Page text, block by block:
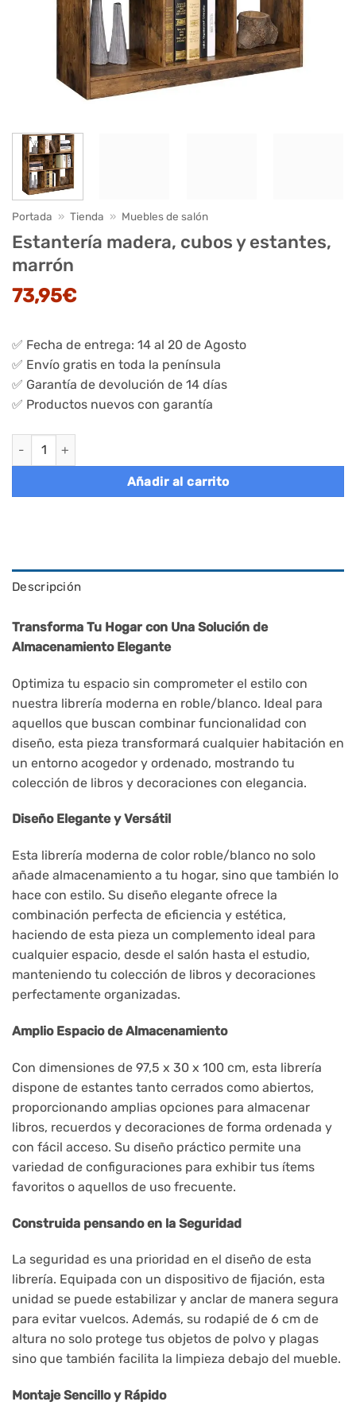
Portada » Tienda » Muebles de salón
Estantería madera, cubos y estantes,
marrón
73,95€
✅ Fecha de entrega: 14 al 20 de Agosto
✅ Envío gratis en toda la península
✅ Garantía de devolución de 14 días
✅ Productos nuevos con garantía
Estantería madera, cubos y estantes, marrón cantidad
Añadir al carrito
Descripción
Transforma Tu Hogar con Una Solución de
Almacenamiento Elegante
Optimiza tu espacio sin comprometer el estilo con
nuestra librería moderna en roble/blanco. Ideal para
aquellos que buscan combinar funcionalidad con
diseño, esta pieza transformará cualquier habitación en
un entorno acogedor y ordenado, mostrando tu
colección de libros y decoraciones con elegancia.
Diseño Elegante y Versátil
Esta librería moderna de color roble/blanco no solo
añade almacenamiento a tu hogar, sino que también lo
hace con estilo. Su diseño elegante ofrece la
combinación perfecta de eficiencia y estética,
haciendo de esta pieza un complemento ideal para
cualquier espacio, desde el salón hasta el estudio,
manteniendo tu colección de libros y decoraciones
perfectamente organizadas.
Amplio Espacio de Almacenamiento
Con dimensiones de 97,5 x 30 x 100 cm, esta librería
dispone de estantes tanto cerrados como abiertos,
proporcionando amplias opciones para almacenar
libros, recuerdos y decoraciones de forma ordenada y
con fácil acceso. Su diseño práctico permite una
variedad de configuraciones para exhibir tus ítems
favoritos o aquellos de uso frecuente.
Construida pensando en la Seguridad
La seguridad es una prioridad en el diseño de esta
librería. Equipada con un dispositivo de fijación, esta
unidad se puede estabilizar y anclar de manera segura
para evitar vuelcos. Además, su rodapié de 6 cm de
altura no solo protege tus objetos de polvo y plagas
sino que también facilita la limpieza debajo del mueble.
Montaje Sencillo y Rápido